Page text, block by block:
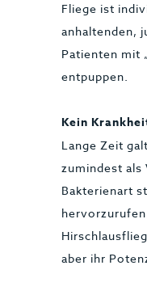
Fliege ist
anhaltenden,
Patienten mit
entpuppen.
Kein
Lange Zeit
zumindest als
Bakterienart
aber ihr